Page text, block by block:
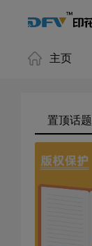
主页
置顶话题